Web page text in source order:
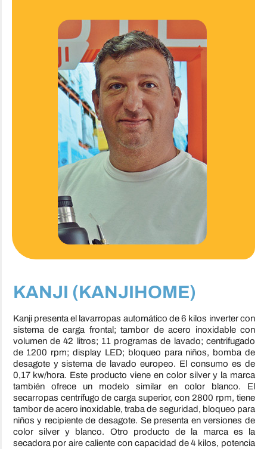
KANJI (KANJIHOME)
Kanji presenta el lavarropas automático de 6 kilos inverter con
sistema de carga frontal; tambor de acero inoxidable con
volumen de 42 litros; 11 programas de lavado; centrifugado
de 1200 rpm; display LED; bloqueo para niños, bomba de
desagote y sistema de lavado europeo. El consumo es de
0,17 kw/hora. Este producto viene en color silver y la marca
también ofrece un modelo similar en color blanco. El
secarropas centrífugo de carga superior, con 2800 rpm, tiene
tambor de acero inoxidable, traba de seguridad, bloqueo para
niños y recipiente de desagote. Se presenta en versiones de
color silver y blanco. Otro producto de la marca es la
secadora por aire caliente con capacidad de 4 kilos, potencia